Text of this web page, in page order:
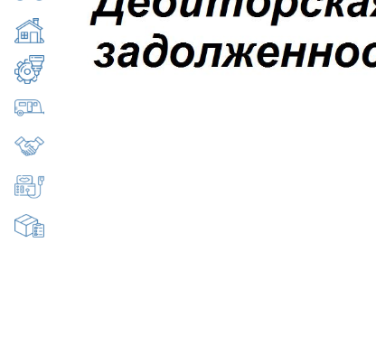
Недвижимость
Оборудование, станки